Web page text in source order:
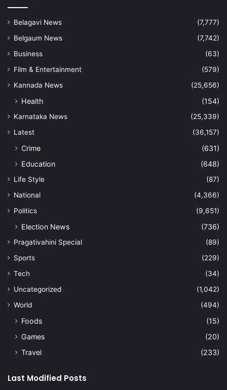
Belagavi News
(7,777)
Belgaum News
(7,742)
Business
(63)
Film & Entertainment
(579)
Kannada News
(25,656)
Health (154)
Karnataka News
(25,339)
Latest
(36,157)
Crime
(631)
Education
(648)
Life Style
(87)
National
(4,366)
Politics
(9,651)
Election News (736)
Pragativahini Special
(89)
Sports
(229)
Tech
(34)
Uncategorized
(1,042)
World
(494)
Foods
(15)
Games
(20)
Travel
(233)
Last Modified Posts